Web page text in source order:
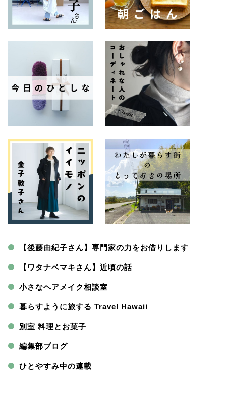
【後藤由紀子さん】専門家の力をお借りします
【ワタナベマキさん】近頃の話
小さなヘアメイク相談室
暮らすように旅する Travel Hawaii
別室 料理とお菓子
編集部ブログ
ひとやすみ中の連載